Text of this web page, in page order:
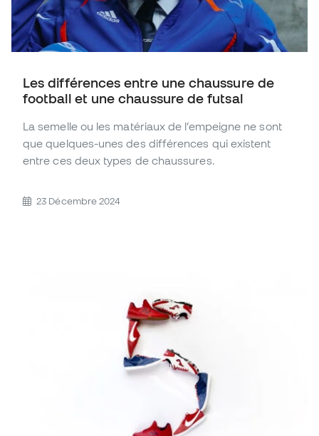
Les différences entre une chaussure de
football et une chaussure de futsal
La semelle ou les matériaux de l’empeigne ne sont
que quelques-unes des différences qui existent
entre ces deux types de chaussures.
23 Décembre 2024